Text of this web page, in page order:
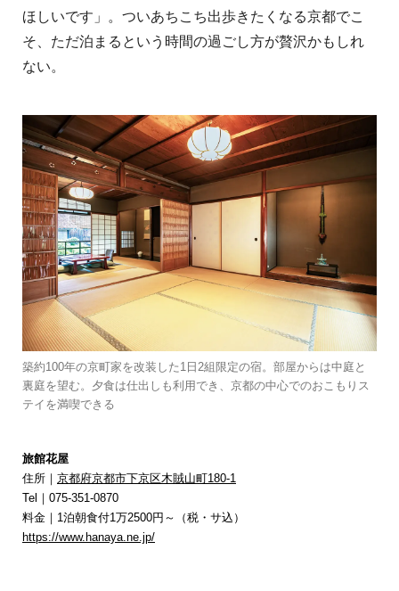
ほしいです」。ついあちこち出歩きたくなる京都でこ
そ、ただ泊まるという時間の過ごし方が贅沢かもしれ
ない。
築約100年の京町家を改装した1日2組限定の宿。部屋からは中庭と
裏庭を望む。夕食は仕出しも利用でき、京都の中心でのおこもりス
テイを満喫できる
旅館花屋
住所｜ 京都府京都市下京区木賊山町180-1
Tel｜075-351-0870
料金｜1泊朝食付1万2500円～（税・サ込）
https://www.hanaya.ne.jp/